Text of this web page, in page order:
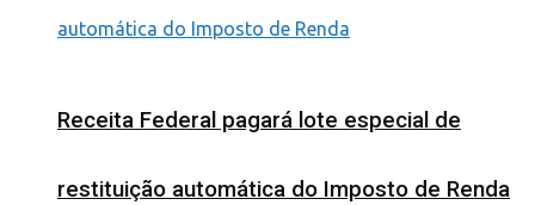
Receita Federal pagará lote especial de
restituição automática do Imposto de Renda